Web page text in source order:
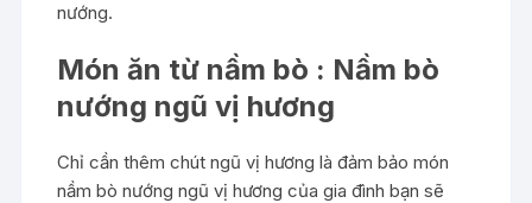
nướng.
Món ăn từ nầm bò : Nầm bò
nướng ngũ vị hương
Chỉ cần thêm chút ngũ vị hương là đảm bảo món
nầm bò nướng ngũ vị hương của gia đình bạn sẽ